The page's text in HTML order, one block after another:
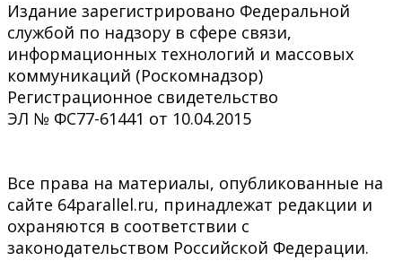
Издание зарегистрировано Федеральной
службой по надзору в сфере связи,
информационных технологий и массовых
коммуникаций (Роскомнадзор)
Регистрационное свидетельство
ЭЛ № ФС77-61441 от 10.04.2015
Все права на материалы, опубликованные на
сайте 64parallel.ru, принадлежат редакции и
охраняются в соответствии с
законодательством Российской Федерации.